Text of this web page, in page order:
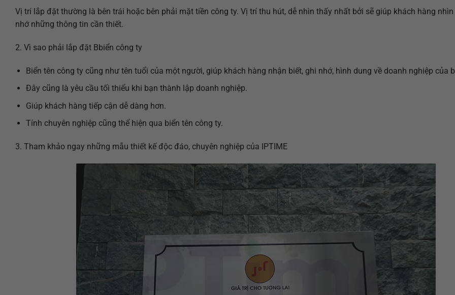
Vị trí lắp đặt thường là bên trái hoặc bên phải mặt tiền công ty. Vị trí thu hút, dễ nhìn thấy nhất bởi sẽ giúp khách hàng
nhớ những thông tin cần thiết.
2. Vì sao phải lắp đặt Bbiển công ty
Biển tên công ty cũng như tên tuổi của một người, giúp khách hàng nhận biết, ghi nhớ, hình dung về doanh nghiệp của
Đây cũng là yêu cầu tối thiểu khi bạn thành lập doanh nghiệp.
Giúp khách hàng tiếp cận dễ dàng hơn.
Tính chuyên nghiệp cũng thể hiện qua biển tên công ty.
3. Tham khảo ngay những mẫu thiết kế độc đáo, chuyên nghiệp của IPTIME